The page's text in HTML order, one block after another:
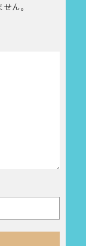
ん。